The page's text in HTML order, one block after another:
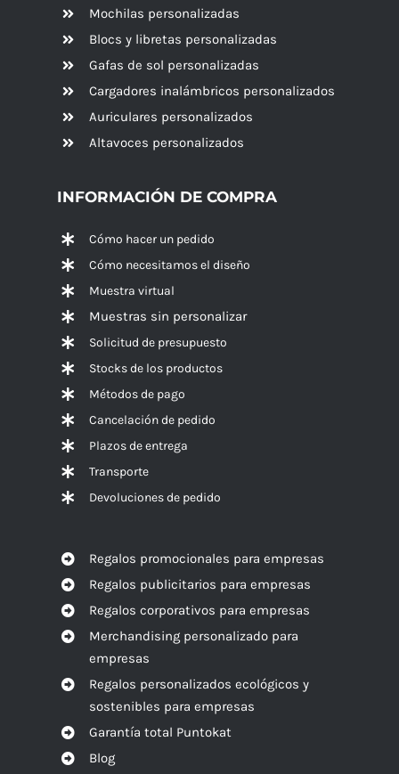
Mochilas personalizadas
Blocs y libretas personalizadas
Gafas de sol personalizadas
Cargadores inalámbricos personalizados
Auriculares personalizados
Altavoces personalizados
INFORMACIÓN DE COMPRA
Cómo hacer un pedido
Cómo necesitamos el diseño
Muestra virtual
Muestras sin personalizar
Solicitud de presupuesto
Stocks de los productos
Métodos de pago
Cancelación de pedido
Plazos de entrega
Transporte
Devoluciones de pedido
Regalos promocionales para empresas
Regalos publicitarios para empresas
Regalos corporativos para empresas
Merchandising personalizado para
empresas
Regalos personalizados ecológicos y
sostenibles para empresas
Garantía total Puntokat
Blog